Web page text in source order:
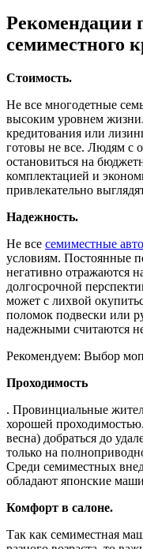
Рекомендации
семиместного
Стоимость.
Не все многодетные
высоким уровнем
кредитования или
готовы не все. Людям с
остановиться на
комплектацией и
привлекательно
Надежность.
Не все семиместные
условиям. Постоянные
негативно отражаются
долгосрочной
может с лихвой
поломок подвески или
надежными считаются
Рекомендуем: Выбор
Проходимость
. Провинциальные
хорошей
весна) добраться до
только на
Среди семиместных
обладают японские
Комфорт в салоне.
Так как семиместная